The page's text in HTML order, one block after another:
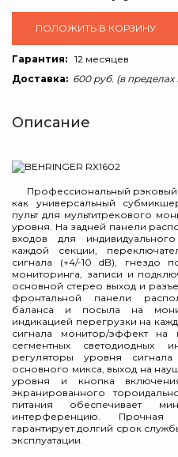
ПОЛОЖИТЬ В КОРЗИНУ
Гарантия: 12 месяцев
Доставка: 600 руб. (в
Описание
Профессиональный рэковый
как универсальный
пульт для мультитрекового
уровня. На задней панели
входов для
каждой секции,
сигнала (+4/-10 dB), гнездо
мониторинга, записи и
основной стерео выход и
фронтальной панели
баланса и посыла на
индикацией перегрузки на
сигнала монитор/эффект
сегментных светодиодных
регуляторы уровня
основного микса, выход на
уровня и кнопка
экранированного
питания обеспечивает
интерференцию. Прочная
гарантирует долгий срок
эксплуатации.